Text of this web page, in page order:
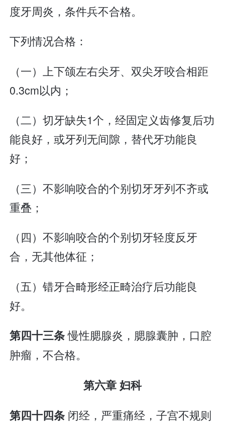
度牙周炎，条件兵不合格。
下列情况合格：
（一）上下颌左右尖牙、双尖牙咬合相距
0.3cm以内；
（二）切牙缺失1个，经固定义齿修复后功
能良好，或牙列无间隙，替代牙功能良
好；
（三）不影响咬合的个别切牙牙列不齐或
重叠；
（四）不影响咬合的个别切牙轻度反牙
合，无其他体征；
（五）错牙合畸形经正畸治疗后功能良
好。
第四十三条慢性腮腺炎，腮腺囊肿，口腔
肿瘤，不合格。
第六章 妇科
第四十四条 闭经，严重痛经，子宫不规则